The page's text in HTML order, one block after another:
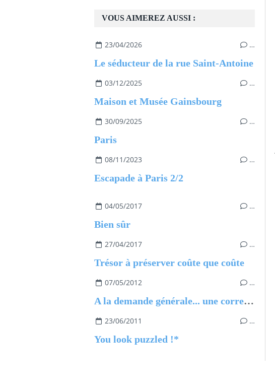
VOUS AIMEREZ AUSSI :
23/04/2026 …
Le séducteur de la rue Saint-Antoine
03/12/2025 …
Maison et Musée Gainsbourg
30/09/2025 …
Paris
08/11/2023 …
Escapade à Paris 2/2
04/05/2017 …
Bien sûr
27/04/2017 …
Trésor à préserver coûte que coûte
07/05/2012 …
A la demande générale... une correspondance entre if
23/06/2011 …
You look puzzled !*